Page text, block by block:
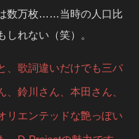
数万枚……当時の人口比
れない（笑）。
、歌詞違いだけでも三パ
鈴川さん、本田さん、
リエンテッドな艶っぽい